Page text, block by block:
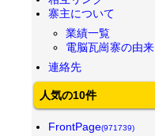
寨主について
業績一覧
電脳瓦崗寨の由来
連絡先
人気の10件
FrontPage(971739)